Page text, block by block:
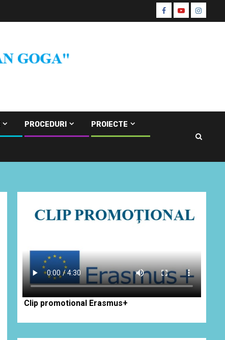
Facebook
Youtube
CŞE
PROCEDURI PROIECTE
Clip promotional Erasmus+